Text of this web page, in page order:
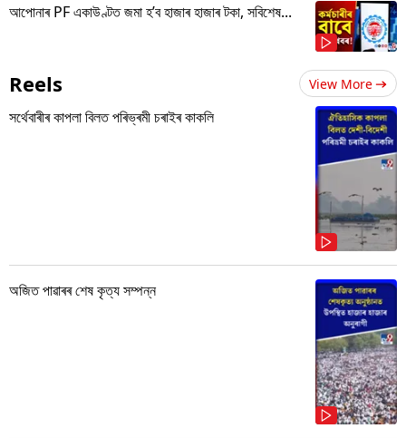
আপোনাৰ PF একাউণ্টত জমা হ’ব হাজাৰ হাজাৰ টকা, সবিশেষ...
Reels View More
সৰ্থেবাৰীৰ কাপলা বিলত পৰিভ্ৰমী চৰাইৰ কাকলি
অজিত পাৱাৰৰ শেষ কৃত্য সম্পন্ন